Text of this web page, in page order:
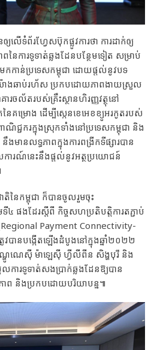
យលើទំព័រហ្វែសប៊ុកផ្លូវការថា ការដាក់ឲ្យ
នៃការទូទាត់ឆ្លងដែនបន្ថែមទៀត សម្រាប់
កកាន់ប្រទេសកម្ពុជា ដោយផ្តល់នូវបទ
យ៉ាងឆាប់រហ័ស ប្រកបដោយភាពងាយស្រួល
គារចល័តរបស់គ្រឹះស្ថានហិរញ្ញវត្ថុនៅ
គម្រោង ដើម្បីស្កេនខេអេខខ្យូអរកូតរបស់
ណិជ្ជករក្នុងស្រុកទាំងនៅប្រទេសកម្ពុជា និង
ានលទ្ធភាពក្នុងការពង្រីកទីផ្សារបាន
រណ៍នេះនឹងផ្តល់នូវអត្ថប្រយោជន៍
តិនៃកម្ពុជា ក៏បានចូលរួមចុះ
ផងដែរស្តីពី កិច្ចសហប្រតិបត្តិការតភ្ជាប់
Payment Connectivity-
បានបង្កើតឡើងដំបូងនៅក្នុងឆ្នាំ២០២២
ឌូណេស៊ី ម៉ាឡេស៊ី ហ្វីលីពីន សិង្ហបុរី និង
រទូទាត់សងប្រាក់ឆ្លងដែនឱ្យបាន
ាព និងប្រកបដោយបរិយាបន្ន៕